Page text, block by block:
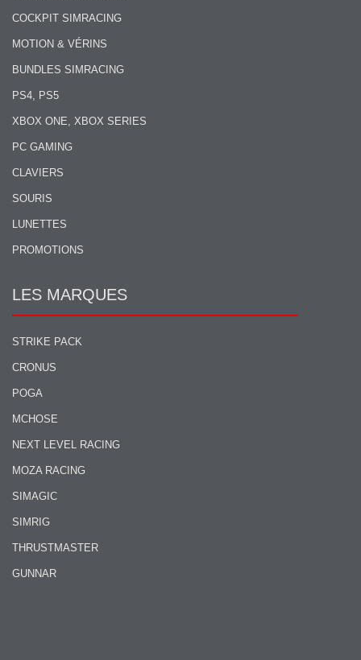
COCKPIT SIMRACING
MOTION & VÉRINS
BUNDLES SIMRACING
PS4, PS5
XBOX ONE, XBOX SERIES
PC GAMING
CLAVIERS
SOURIS
LUNETTES
PROMOTIONS
LES MARQUES
STRIKE PACK
CRONUS
POGA
MCHOSE
NEXT LEVEL RACING
MOZA RACING
SIMAGIC
SIMRIG
THRUSTMASTER
GUNNAR